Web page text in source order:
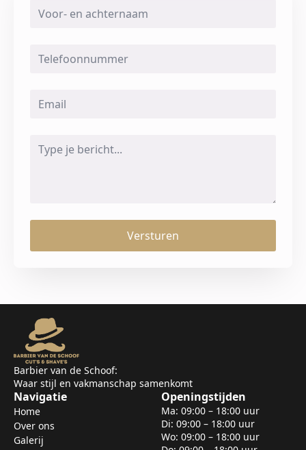
en
Versturen
Barbier van de Schoof:
Waar stijl en vakmanschap samenkomt
Navigatie
Home
Over ons
Galerij
Openingstijden
Ma: 09:00 – 18:00 uur
Di: 09:00 – 18:00 uur
Wo: 09:00 – 18:00 uur